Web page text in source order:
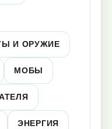
И ОРУЖИЕ
МОБЫ
ЭНЕРГИЯ